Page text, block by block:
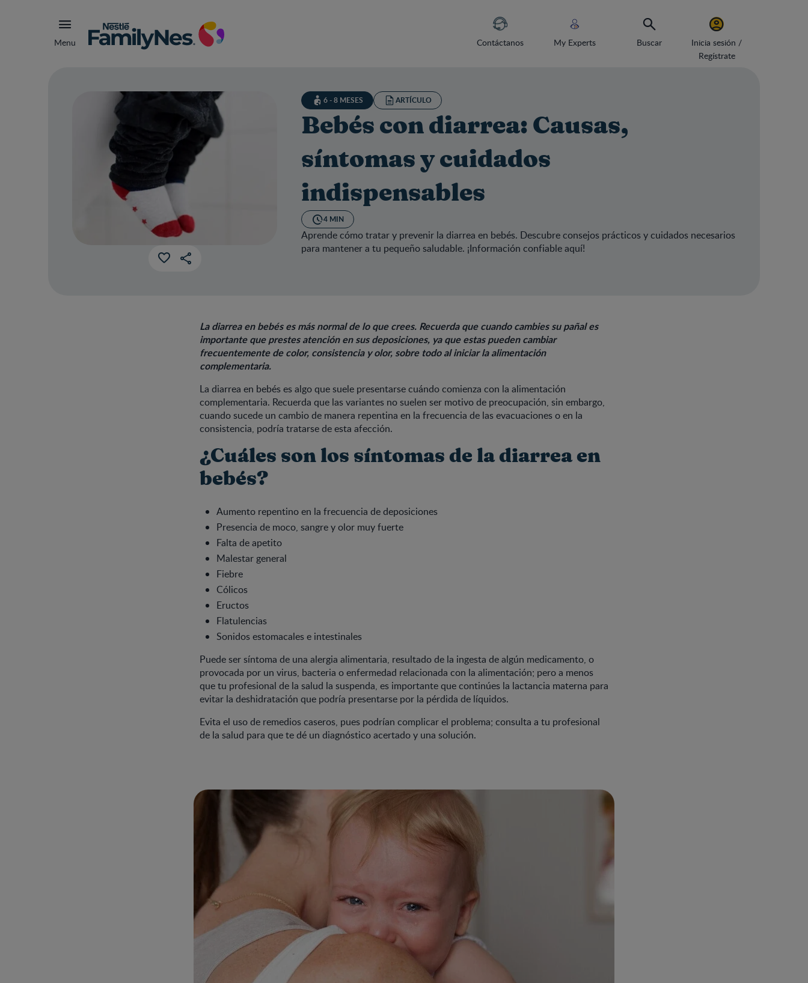
Menu Contáctanos My Experts Buscar
Inicia sesión /
Regístrate
6 - 8 MESES ARTÍCULO
Bebés con diarrea: Causas,
síntomas y cuidados
indispensables
4 MIN
Aprende cómo tratar y prevenir la diarrea en bebés. Descubre consejos prácticos y cuidados necesarios
para mantener a tu pequeño saludable. ¡Información confiable aquí!
La diarrea en bebés es más normal de lo que crees. Recuerda que cuando cambies su pañal es
importante que prestes atención en sus deposiciones, ya que estas pueden cambiar
frecuentemente de color, consistencia y olor, sobre todo al iniciar la alimentación
complementaria.
La diarrea en bebés es algo que suele presentarse cuándo comienza con la alimentación
complementaria. Recuerda que las variantes no suelen ser motivo de preocupación, sin embargo,
cuando sucede un cambio de manera repentina en la frecuencia de las evacuaciones o en la
consistencia, podría tratarse de esta afección.
¿Cuáles son los síntomas de la diarrea en
bebés?
Aumento repentino en la frecuencia de deposiciones
Presencia de moco, sangre y olor muy fuerte
Falta de apetito
Malestar general
Fiebre
Cólicos
Eructos
Flatulencias
Sonidos estomacales e intestinales
Puede ser síntoma de una alergia alimentaria, resultado de la ingesta de algún medicamento, o
provocada por un virus, bacteria o enfermedad relacionada con la alimentación; pero a menos
que tu profesional de la salud la suspenda, es importante que continúes la lactancia materna para
evitar la deshidratación que podría presentarse por la pérdida de líquidos.
Evita el uso de remedios caseros, pues podrían complicar el problema; consulta a tu profesional
de la salud para que te dé un diagnóstico acertado y una solución.